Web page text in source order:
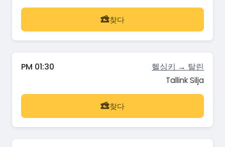
찾다
PM 01:30 헬싱키 → 탈린
Tallink Silja
찾다